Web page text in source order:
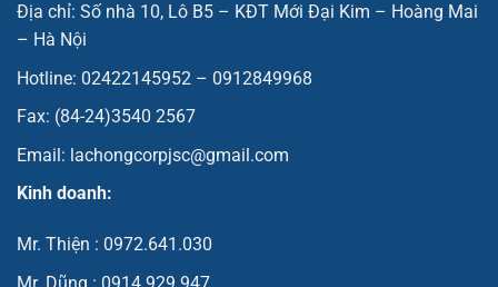
Địa chỉ: Số nhà 10, Lô B5 – KĐT Mới Đại Kim – Hoàng Mai
– Hà Nội
Hotline: 02422145952 – 0912849968
Fax: (84-24)3540 2567
Email: lachongcorpjsc@gmail.com
Kinh doanh:
Mr. Thiện : 0972.641.030